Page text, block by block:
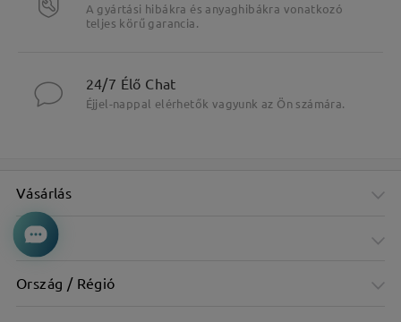
A gyártási hibákra és anyaghibákra vonatkozó
teljes körű garancia.
24/7 Élő Chat
Éjjel-nappal elérhetők vagyunk az Ön számára.
Vásárlás
Cég
Ország / Régió